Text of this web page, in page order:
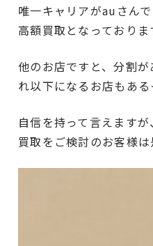
唯一キャリアがauさん
高額買取となっておりま
他のお店ですと、分割
れ以下になるお店もある
自信を持って言えます
買取をご検討のお客様